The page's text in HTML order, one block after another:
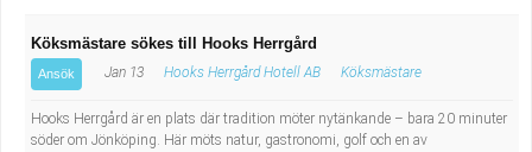
Köksmästare sökes till Hooks Herrgård
Ansök Jan 13 Hooks Herrgård Hotell AB Köksmästare
Hooks Herrgård är en plats där tradition möter nytänkande – bara 20 minuter
söder om Jönköping. Här möts natur, gastronomi, golf och en av